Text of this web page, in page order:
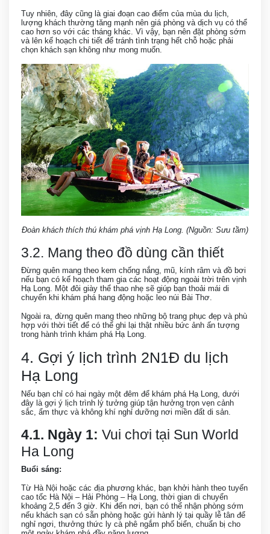
Tuy nhiên, đây cũng là giai đoạn cao điểm của mùa du lịch,
lượng khách thường tăng mạnh nên giá phòng và dịch vụ có thể
cao hơn so với các tháng khác. Vì vậy, bạn nên đặt phòng sớm
và lên kế hoạch chi tiết để tránh tình trạng hết chỗ hoặc phải
chọn khách sạn không như mong muốn.
Đoàn khách thích thú khám phá vịnh Hạ Long. (Nguồn: Sưu tầm)
3.2. Mang theo đồ dùng cần thiết
Đừng quên mang theo kem chống nắng, mũ, kính râm và đồ bơi
nếu bạn có kế hoạch tham gia các hoạt động ngoài trời trên vịnh
Hạ Long. Một đôi giày thể thao nhẹ sẽ giúp bạn thoải mái di
chuyển khi khám phá hang động hoặc leo núi Bài Thơ.
Ngoài ra, đừng quên mang theo những bộ trang phục đẹp và phù
hợp với thời tiết để có thể ghi lại thật nhiều bức ảnh ấn tượng
trong hành trình khám phá Hạ Long.
4. Gợi ý lịch trình 2N1Đ du lịch
Hạ Long
Nếu bạn chỉ có hai ngày một đêm để khám phá Hạ Long, dưới
đây là gợi ý lịch trình lý tưởng giúp tận hưởng trọn vẹn cảnh
sắc, ẩm thực và không khí nghỉ dưỡng nơi miền đất di sản.
4.1. Ngày 1: Vui chơi tại Sun World
Ha Long
Buổi sáng:
Từ Hà Nội hoặc các địa phương khác, bạn khởi hành theo tuyến
cao tốc Hà Nội – Hải Phòng – Hạ Long, thời gian di chuyển
khoảng 2,5 đến 3 giờ. Khi đến nơi, bạn có thể nhận phòng sớm
nếu khách sạn có sẵn phòng hoặc gửi hành lý tại quầy lễ tân để
nghỉ ngơi, thưởng thức ly cà phê ngắm phố biển, chuẩn bị cho